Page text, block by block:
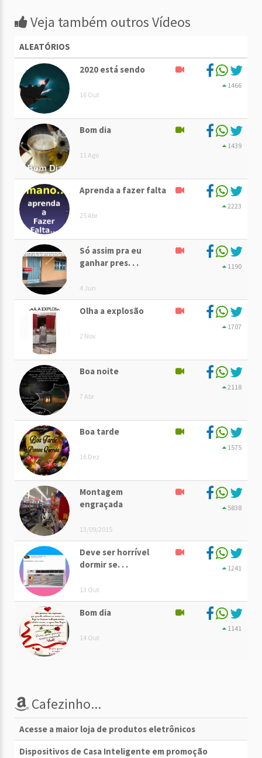
Veja também outros Vídeos
ALEATÓRIOS
2020 está sendo
16 Out
1466
Bom dia
11 Ago
1439
Aprenda a fazer falta
25 Abr
2223
Só assim pra eu
ganhar pres. . .
4 Jun
1190
Olha a explosão
2 Nov
1707
Boa noite
7 Abr
2118
Boa tarde
16 Dez
1575
Montagem
engraçada
13/09/2015
5838
Deve ser horrível
dormir se. . .
13 Out
1241
Bom dia
14 Out
1141
Cafezinho...
Acesse a maior loja de produtos eletrônicos
Dispositivos de Casa Inteligente em promoção